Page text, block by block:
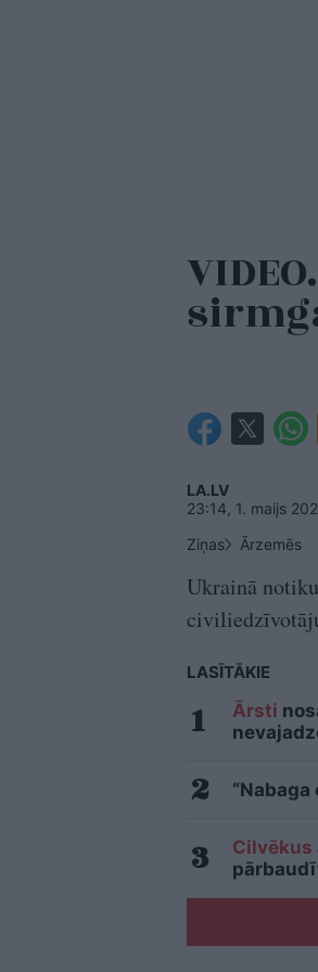
LA.LV
23:14, 1. maijs
Ziņas
Ārzemēs
Ukrainā
LASĪTĀKIE
Ārsti
Cilvēkus